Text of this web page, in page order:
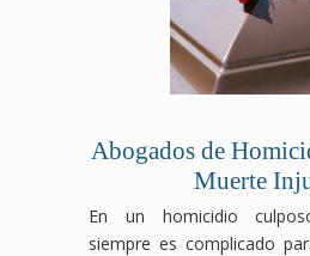
Abogados de
Muerte
En un homicidio
siempre es complicado